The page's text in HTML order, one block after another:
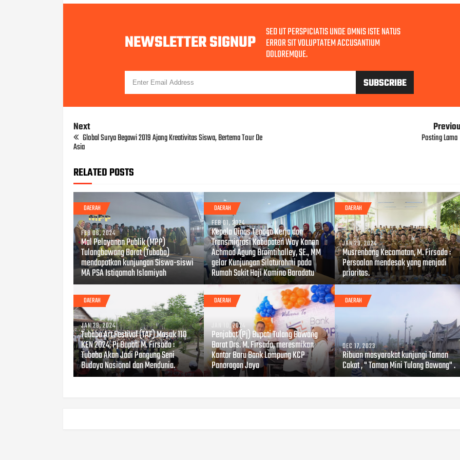
NEWSLETTER SIGNUP SED UT PERSPICIATIS UNDE OMNIS ISTE NATUS
ERROR SIT VOLUPTATEM ACCUSANTIUM
DOLOREMQUE.
Next
Global Surya Begawi 2019 Ajang Kreativitas Siswa, Bertema Tour De
Asia
Posting Lama
RELATED POSTS
DAERAH
FEB 06, 2024
Mal Pelayanan Publik (MPP)
Tulangbawang Barat (Tubaba)
mendapatkan kunjungan Siswa-siswi
MA PSA Istiqomah Islamiyah
DAERAH
FEB 01, 2024
Kepala Dinas Tenaga Kerja dan
Transmigrasi Kabupaten Way Kanan
Achmad Agung Bramtihalley, SE., MM
gelar Kunjungan Silaturahmi pada
Rumah Sakit Haji Kamino Baradatu
DAERAH
JAN 29, 2024
Musrenbang Kecamatan, M. Firsada :
Persoalan mendesak yang menjadi
prioritas.
DAERAH
JAN 28, 2024
Tubaba Art Festival (TAF) Masuk 110
KEN 2024, Pj Bupati M. Firsada :
Tubaba Akan Jadi Pangung Seni
Budaya Nasional dan Mendunia.
DAERAH
JAN 10, 2024
Penjabat (Pj) Bupati Tulang Bawang
Barat Drs. M. Firsada, meresmikan
Kantor Baru Bank Lampung KCP
Panaragan Jaya
DAERAH
DEC 17, 2023
Ribuan masyarakat kunjungi Taman
Cakat , " Taman Mini Tulang Bawang" .